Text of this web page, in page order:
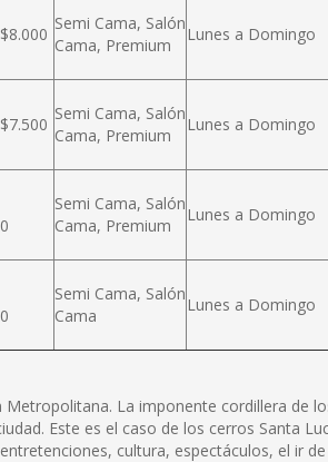
Semi Cama, Salón
Cama, Premium
Lunes a Domingo
Semi Cama, Salón
Cama, Premium
Lunes a Domingo
Semi Cama, Salón
Cama, Premium
Lunes a Domingo
Semi Cama, Salón
Cama
Lunes a Domingo
Metropolitana. La imponente cordillera de
Este es el caso de los cerros Santa
cultura, espectáculos, el ir